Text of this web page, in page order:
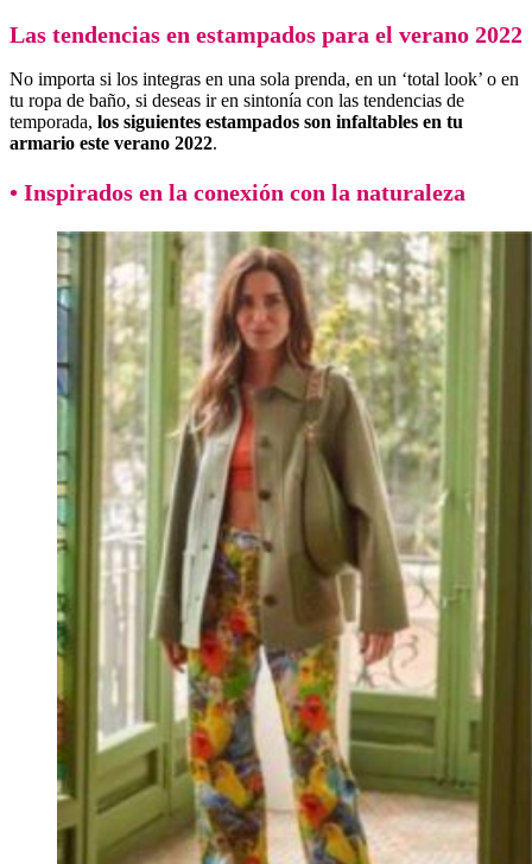
Las tendencias en estampados para el verano 2022
No importa si los integras en una sola prenda, en un ‘total look’ o en
tu ropa de baño, si deseas ir en sintonía con las tendencias de
temporada, los siguientes estampados son infaltables en tu
armario este verano 2022.
• Inspirados en la conexión con la naturaleza